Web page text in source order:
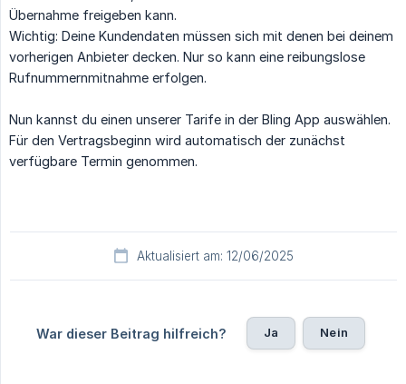
Übernahme freigeben kann.
Wichtig: Deine Kundendaten müssen sich mit denen bei deinem
vorherigen Anbieter decken. Nur so kann eine reibungslose
Rufnummernmitnahme erfolgen.
Nun kannst du einen unserer Tarife in der Bling App auswählen.
Für den Vertragsbeginn wird automatisch der zunächst
verfügbare Termin genommen.
Aktualisiert am: 12/06/2025
War dieser Beitrag hilfreich? Ja Nein